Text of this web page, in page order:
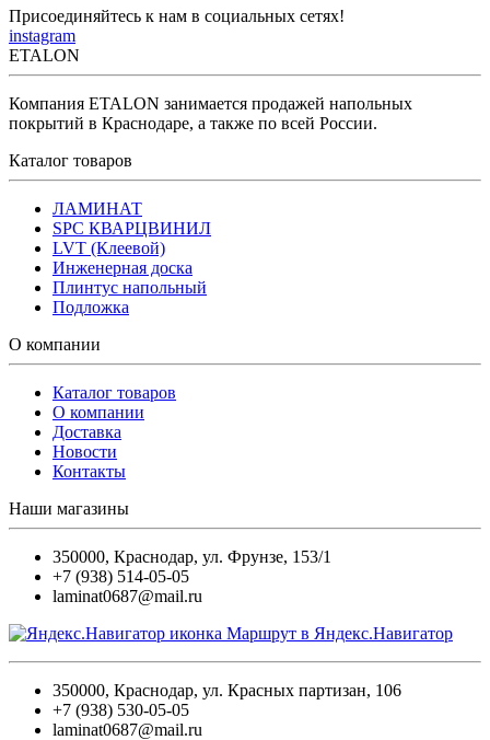
Присоединяйтесь к нам в социальных сетях!
instagram
ETALON
Компания ETALON занимается продажей напольных
покрытий в Краснодаре, а также по всей России.
Каталог товаров
ЛАМИНАТ
SPC КВАРЦВИНИЛ
LVT (Клеевой)
Инженерная доска
Плинтус напольный
Подложка
О компании
Каталог товаров
О компании
Доставка
Новости
Контакты
Наши магазины
350000, Краснодар, ул. Фрунзе, 153/1
+7 (938) 514-05-05
laminat0687@mail.ru
Маршрут в Яндекс.Навигатор
350000, Краснодар, ул. Красных партизан, 106
+7 (938) 530-05-05
laminat0687@mail.ru